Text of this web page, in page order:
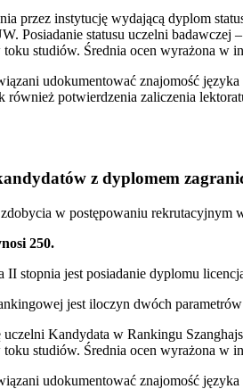
przez instytucję wydającą dyplom
Posiadanie statusu uczelni badawczej
studiów. Średnia ocen wyrażona w
udokumentować znajomość
potwierdzenia zaliczenia
z dyplomem
w postępowaniu rekrutacyjnym
250.
II stopnia jest posiadanie dyplomu
jest iloczyn dwóch
uczelni Kandydata w Rankingu
studiów. Średnia ocen wyrażona w
udokumentować znajomość